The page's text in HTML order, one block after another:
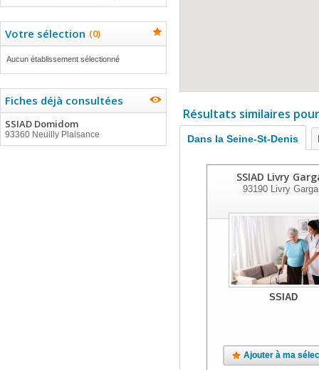
Votre sélection (0)
Aucun établissement sélectionné
Fiches déjà consultées
SSIAD Domidom
93360 Neuilly Plaisance
Résultats similaires
Dans la Seine-St-Denis
SSIAD Livry
93190 Livry
SSIAD
Ajouter à ma